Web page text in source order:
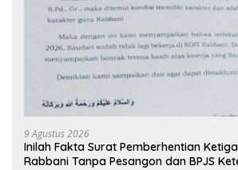
9 Agustus 2026
Inilah Fakta Surat Pemberhentian
Rabbani Tanpa Pesangon dan BPJS